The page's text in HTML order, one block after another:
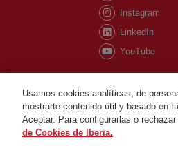
Instagram
LinkedIn
YouTube
©Iberia Joven
Usamos cookies analíticas, de
mostrarte contenido útil y basado en
Aceptar. Para configurarlas o
de Cookies de Iberia.